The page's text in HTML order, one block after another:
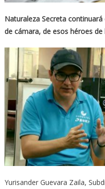
Naturaleza Secreta
de cámara, de esos héroes
Yurisander Guevara Zaila,